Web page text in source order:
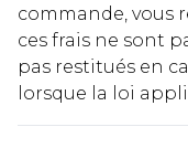
commande, vous
ces frais ne sont
pas restitués en
lorsque la loi